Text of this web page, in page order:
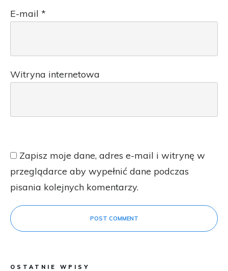
E-mail *
Witryna internetowa
Zapisz moje dane, adres e-mail i witrynę w
przeglądarce aby wypełnić dane podczas
pisania kolejnych komentarzy.
POST COMMENT
OSTATNIE WPISY